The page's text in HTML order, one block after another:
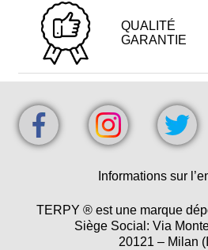
QUALITÉ
GARANTIE
Informations sur
TERPY ® est une marque
Siège Social: Via
20121 – Milan